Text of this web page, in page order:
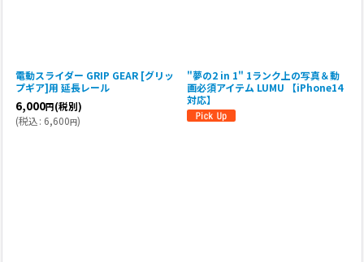
電動スライダー GRIP GEAR [グリッ
プギア]用 延長レール
6,000円(税別)
(税込: 6,600円)
"夢の2 in 1" 1ランク上の写真＆動
画必須アイテム LUMU 【iPhone14
対応】